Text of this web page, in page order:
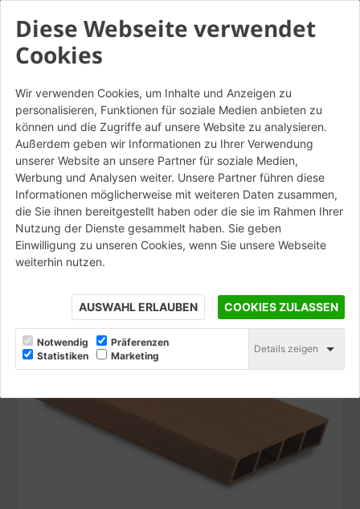
Diese Webseite verwendet
Cookies
Wir verwenden Cookies, um Inhalte und Anzeigen zu
personalisieren, Funktionen für soziale Medien anbieten zu
können und die Zugriffe auf unsere Website zu analysieren.
Außerdem geben wir Informationen zu Ihrer Verwendung
unserer Website an unsere Partner für soziale Medien,
Werbung und Analysen weiter. Unsere Partner führen diese
Informationen möglicherweise mit weiteren Daten zusammen,
die Sie ihnen bereitgestellt haben oder die sie im Rahmen Ihrer
Nutzung der Dienste gesammelt haben. Sie geben
Einwilligung zu unseren Cookies, wenn Sie unsere Webseite
weiterhin nutzen.
AUSWAHL ERLAUBEN COOKIES ZULASSEN
Notwendig
Präferenzen
Statistiken
Marketing
Details zeigen
Tavelloni 4x90 taglio obliquo
semplice
STAMPA